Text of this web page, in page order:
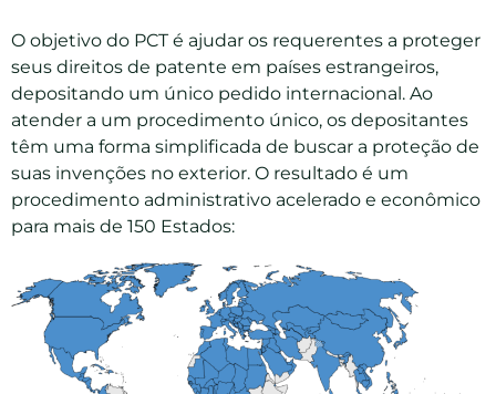
O objetivo do PCT é ajudar os requerentes a proteger
seus direitos de patente em países estrangeiros,
depositando um único pedido internacional. Ao
atender a um procedimento único, os depositantes
têm uma forma simplificada de buscar a proteção de
suas invenções no exterior. O resultado é um
procedimento administrativo acelerado e econômico
para mais de 150 Estados: